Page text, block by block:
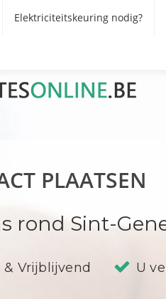
Elektriciteitskeuring nodig?
PLAATSEN
rond Sint-
& Vrijblijvend U